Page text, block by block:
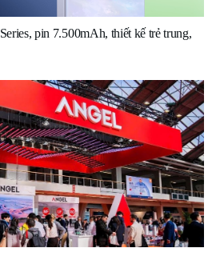
pin 7.500mAh, thiết kế trẻ trung,